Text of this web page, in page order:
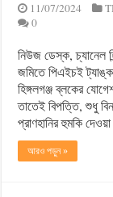
11/07/2024
0
নিউজ ডেস্ক, চ্যানেল
জমিতে পিএইচই ট্যাঙ্ক
হিঙ্গলগঞ্জ ব্লকের
তাতেই বিপত্তি, শুধু
প্রাণহানির হুমকি
আরও পড়ুন »